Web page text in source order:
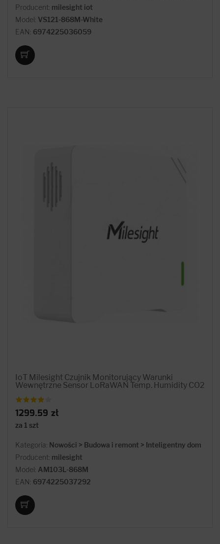
Producent: milesight iot
Model: VS121-868M-White
EAN: 6974225036059
IoT Milesight Czujnik Monitorujący Warunki
Wewnętrzne Sensor LoRaWAN Temp. Humidity CO2
1299.59 zł
za 1 szt
Kategoria: Nowości > Budowa i remont > Inteligentny dom
Producent: milesight
Model: AM103L-868M
EAN: 6974225037292